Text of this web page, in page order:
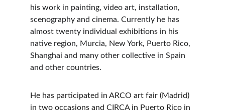
his work in painting, video art, installation,
scenography and cinema. Currently he has
almost twenty individual exhibitions in his
native region, Murcia, New York, Puerto Rico,
Shanghai and many other collective in Spain
and other countries.
He has participated in ARCO art fair (Madrid)
in two occasions and CIRCA in Puerto Rico in